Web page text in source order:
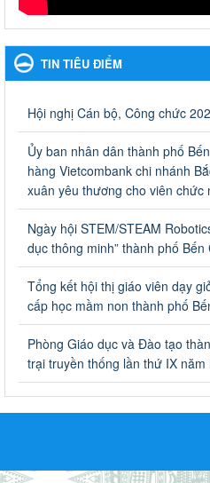
Hưởng ứng cuộc thi Tìm hiểu
Hưởng ứng cuộc thi Tìm hiểu
Ngày ban hành: 06/09/2023
bổng, hỗ trợ của Chương trình
học 2023-2024
Về việc thống kê, lập danh sách
hỗ trợ của Chương trình "Tiếp
2024
Triển khai Kế hoạch Triển khai
phong trào vệ sinh yêu nước
năm 2023
Triển khai Kế hoạch Triển khai
trào vệ sinh yêu nước nâng cao
Ngày ban hành: 10/08/2023
Khẩn trương triển khai các
trường mẫu giáo, trường tiểu học
TIN TIÊU ĐIỂM
Hội nghị Cán bộ, Công chức
Ủy ban nhân dân thành phố
hàng Vietcombank chi nhánh
xuân yêu thương cho viên chức
Ngày hội STEM/STEAM
dục thông minh” thành phố
Tổng kết hội thị giáo viên dạy
cấp học mầm non thành phố
Phòng Giáo dục và Đào tạo
trại truyền thống lần thứ IX